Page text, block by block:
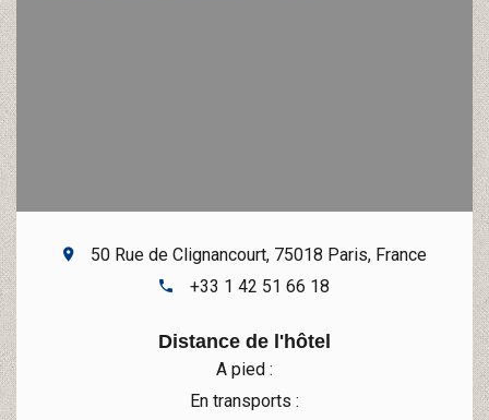
50 Rue de Clignancourt, 75018 Paris, France
+33 1 42 51 66 18
Distance de l'hôtel
A pied :
En transports :